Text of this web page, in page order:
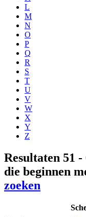
L
M
N
O
P
Q
R
S
T
U
V
W
X
Y
Z
Resultaten 51 -
die beginnen
zoeken